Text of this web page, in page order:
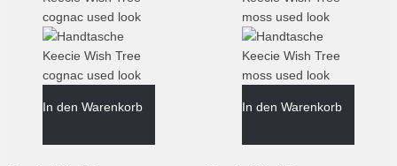
In den Warenkorb In den Warenkorb